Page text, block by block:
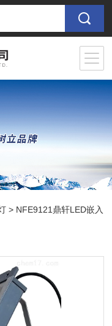
> NFE9121鼎轩LED嵌入